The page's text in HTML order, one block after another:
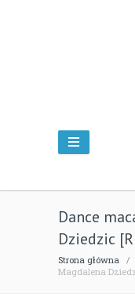
Dance
Dziedzic
Strona główna /
Magdalena